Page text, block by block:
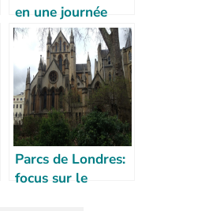
en une journée
Parcs de Londres:
focus sur le